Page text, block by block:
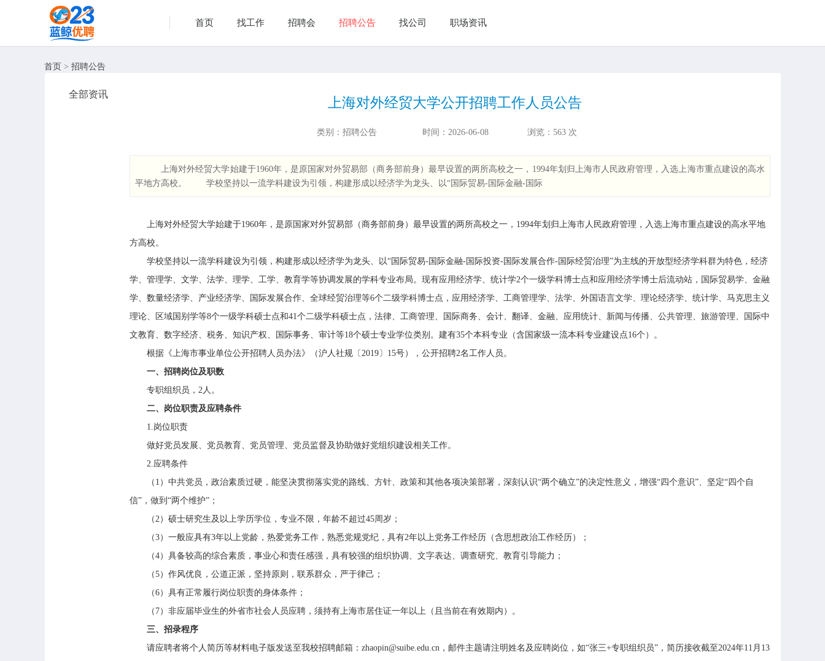
首页 找工作 招聘会 招聘公告 找公司 职场资讯
首页 > 招聘公告
全部资讯
上海对外经贸大学公开招聘工作人员公告
类别：招聘公告 时间： 2026-06-08 浏览： 563 次
上海对外经贸大学始建于1960年，是原国家对外贸易部（商务部前身）最早设置的两所高校之一，1994年划归上海市人民政府管理，入选上海市重点建设的高水
平地方高校。 学校坚持以一流学科建设为引领，构建形成以经济学为龙头、以“国际贸易-国际金融-国际
上海对外经贸大学始建于1960年，是原国家对外贸易部（商务部前身）最早设置的两所高校之一，1994年划归上海市人民政府管理，入选上海市重点建设的高水平地
方高校。
学校坚持以一流学科建设为引领，构建形成以经济学为龙头、以“国际贸易-国际金融-国际投资-国际发展合作-国际经贸治理”为主线的开放型经济学科群为特色，经济
学、管理学、文学、法学、理学、工学、教育学等协调发展的学科专业布局。现有应用经济学、统计学2个一级学科博士点和应用经济学博士后流动站，国际贸易学、金融
学、数量经济学、产业经济学、国际发展合作、全球经贸治理等6个二级学科博士点，应用经济学、工商管理学、法学、外国语言文学、理论经济学、统计学、马克思主义
理论、区域国别学等8个一级学科硕士点和41个二级学科硕士点，法律、工商管理、国际商务、会计、翻译、金融、应用统计、新闻与传播、公共管理、旅游管理、国际中
文教育、数字经济、税务、知识产权、国际事务、审计等18个硕士专业学位类别。建有35个本科专业（含国家级一流本科专业建设点16个）。
根据《上海市事业单位公开招聘人员办法》（沪人社规〔2019〕15号），公开招聘2名工作人员。
一、招聘岗位及职数
专职组织员，2人。
二、岗位职责及应聘条件
1.岗位职责
做好党员发展、党员教育、党员管理、党员监督及协助做好党组织建设相关工作。
2.应聘条件
（1）中共党员，政治素质过硬，能坚决贯彻落实党的路线、方针、政策和其他各项决策部署，深刻认识“两个确立”的决定性意义，增强“四个意识”、坚定“四个自
信”，做到“两个维护”；
（2）硕士研究生及以上学历学位，专业不限，年龄不超过45周岁；
（3）一般应具有3年以上党龄，热爱党务工作，熟悉党规党纪，具有2年以上党务工作经历（含思想政治工作经历）；
（4）具备较高的综合素质，事业心和责任感强，具有较强的组织协调、文字表达、调查研究、教育引导能力；
（5）作风优良，公道正派，坚持原则，联系群众，严于律己；
（6）具有正常履行岗位职责的身体条件；
（7）非应届毕业生的外省市社会人员应聘，须持有上海市居住证一年以上（且当前在有效期内）。
三、招录程序
请应聘者将个人简历等材料电子版发送至我校招聘邮箱：zhaopin@suibe.edu.cn，邮件主题请注明姓名及应聘岗位，如“张三+专职组织员”，简历接收截至2024年11月13